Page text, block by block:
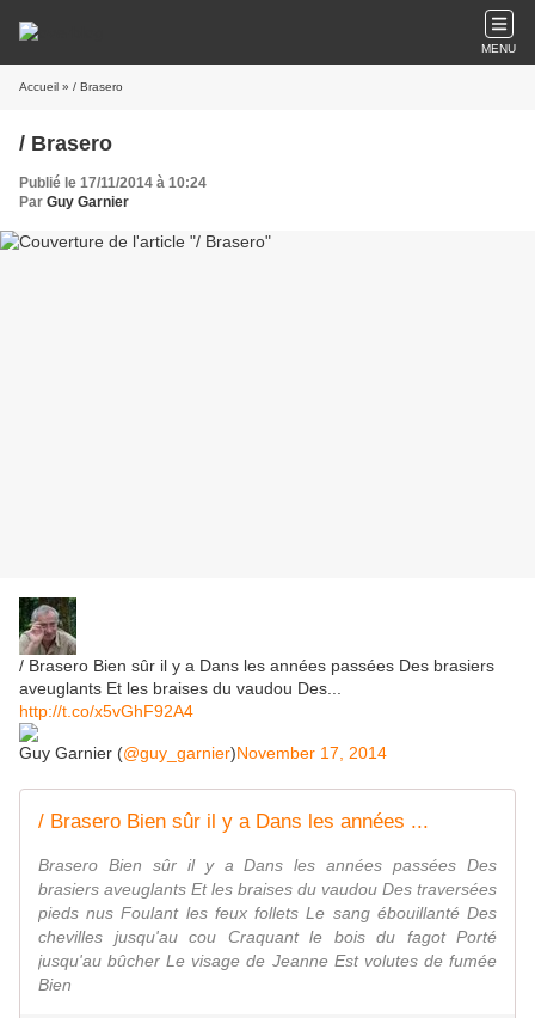
MENU
Accueil » / Brasero
/ Brasero
Publié le 17/11/2014 à 10:24
Par Guy Garnier
/ Brasero Bien sûr il y a Dans les années passées Des brasiers
aveuglants Et les braises du vaudou Des...
http://t.co/x5vGhF92A4
Guy Garnier (@guy_garnier)November 17, 2014
/ Brasero Bien sûr il y a Dans les années ...
Brasero Bien sûr il y a Dans les années passées Des
brasiers aveuglants Et les braises du vaudou Des traversées
pieds nus Foulant les feux follets Le sang ébouillanté Des
chevilles jusqu'au cou Craquant le bois du fagot Porté
jusqu'au bûcher Le visage de Jeanne Est volutes de fumée
Bien